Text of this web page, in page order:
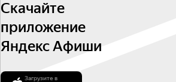
Скачайте
приложение
Яндекс Афиши
Загрузите в